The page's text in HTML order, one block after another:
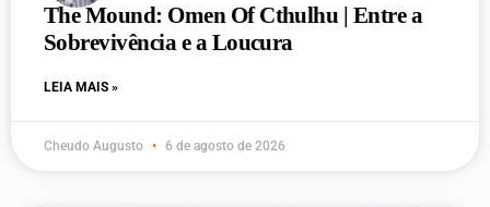
The Mound: Omen Of Cthulhu | Entre a
Sobrevivência e a Loucura
LEIA MAIS »
Cheudo Augusto 6 de agosto de 2026